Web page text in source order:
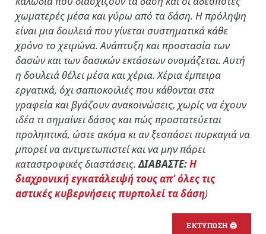
χωματερές μέσα και γύρω από τα δάση. Η πρόληψη
είναι μια δουλειά που γίνεται συστηματικά κάθε
χρόνο το χειμώνα. Ανάπτυξη και προστασία των
δασών και των δασικών εκτάσεων ονομάζεται. Αυτή
η δουλειά θέλει μέσα και χέρια. Χέρια έμπειρα
εργατικά, όχι σαπιοκοιλιές που κάθονται στα
γραφεία και βγάζουν ανακοινώσεις, χωρίς να έχουν
ιδέα τι σημαίνει δάσος και πώς προστατεύεται
προληπτικά, ώστε ακόμα κι αν ξεσπάσει πυρκαγιά να
μπορεί να αντιμετωπιστεί και να μην πάρει
καταστροφικές διαστάσεις.ΔΙΑΒΑΣΤΕ:Η
διαχρονική εγκατάλειψή τους απ’ όλες τις
αστικές κυβερνήσεις πυρπολεί τα δάση)
ΕΚΤΥΠΩΣΗ 🖨